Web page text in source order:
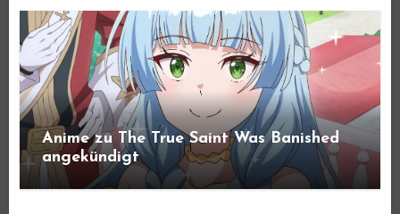
Anime zu The True Saint Was Banished
angekündigt